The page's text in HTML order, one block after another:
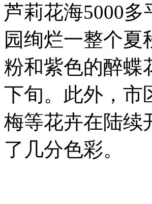
芦莉花海5000
园绚烂一整个
粉和紫色的醉蝶
下旬。此外，市
梅等花卉在陆续
了几分色彩。